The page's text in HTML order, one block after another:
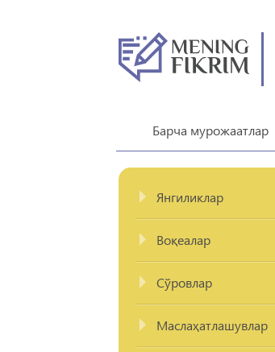
Барча мурожаатлар
Янгиликлар
Воқеалар
Сўровлар
Маслаҳатлашувлар